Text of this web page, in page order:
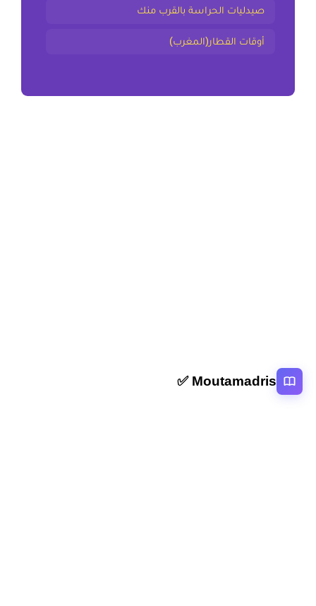
صيدليات الحراسة بالقرب منك
أوقات القطار(المغرب)
Moutamadris ✅